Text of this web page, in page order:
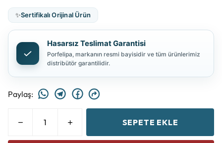
✨Sertifikalı Orijinal Ürün
Hasarsız Teslimat Garantisi
Porfelipa, markanın resmi bayisidir ve tüm ürünlerimiz
distribütör garantilidir.
Paylaş:
SEPETE EKLE